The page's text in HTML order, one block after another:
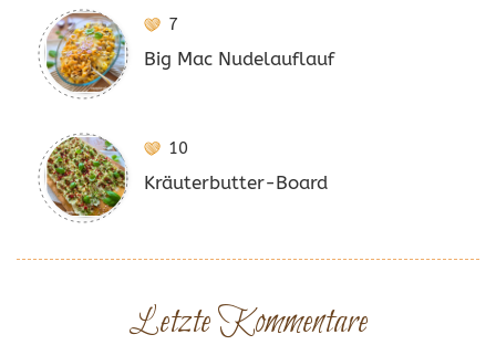
7
Big Mac Nudelauflauf
10
Kräuterbutter-Board
Letzte Kommentare